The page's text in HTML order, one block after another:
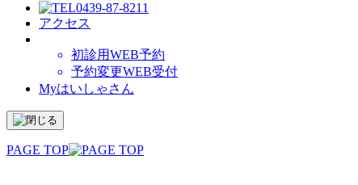
0439-87-8211
アクセス
初診用WEB予約
予約変更WEB受付
Myはいしゃさん
PAGE TOP